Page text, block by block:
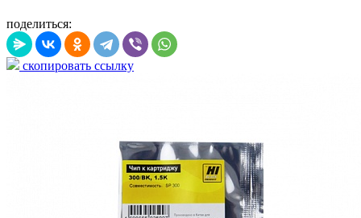
поделиться:
скопировать ссылку